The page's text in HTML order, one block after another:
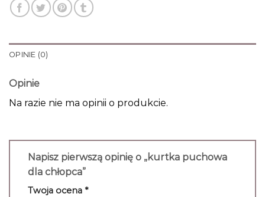
OPINIE (0)
Opinie
Na razie nie ma opinii o produkcie.
Napisz pierwszą opinię o „kurtka puchowa
dla chłopca”
Twoja ocena *